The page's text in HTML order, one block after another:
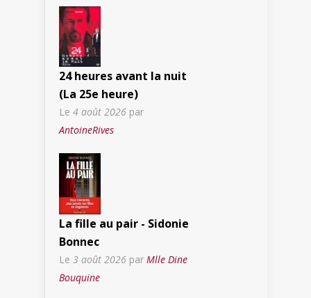
24 heures avant la nuit
(La 25e heure)
Le 4 août 2026 par
AntoineRives
La fille au pair - Sidonie
Bonnec
Le 3 août 2026 par Mlle Dine
Bouquine